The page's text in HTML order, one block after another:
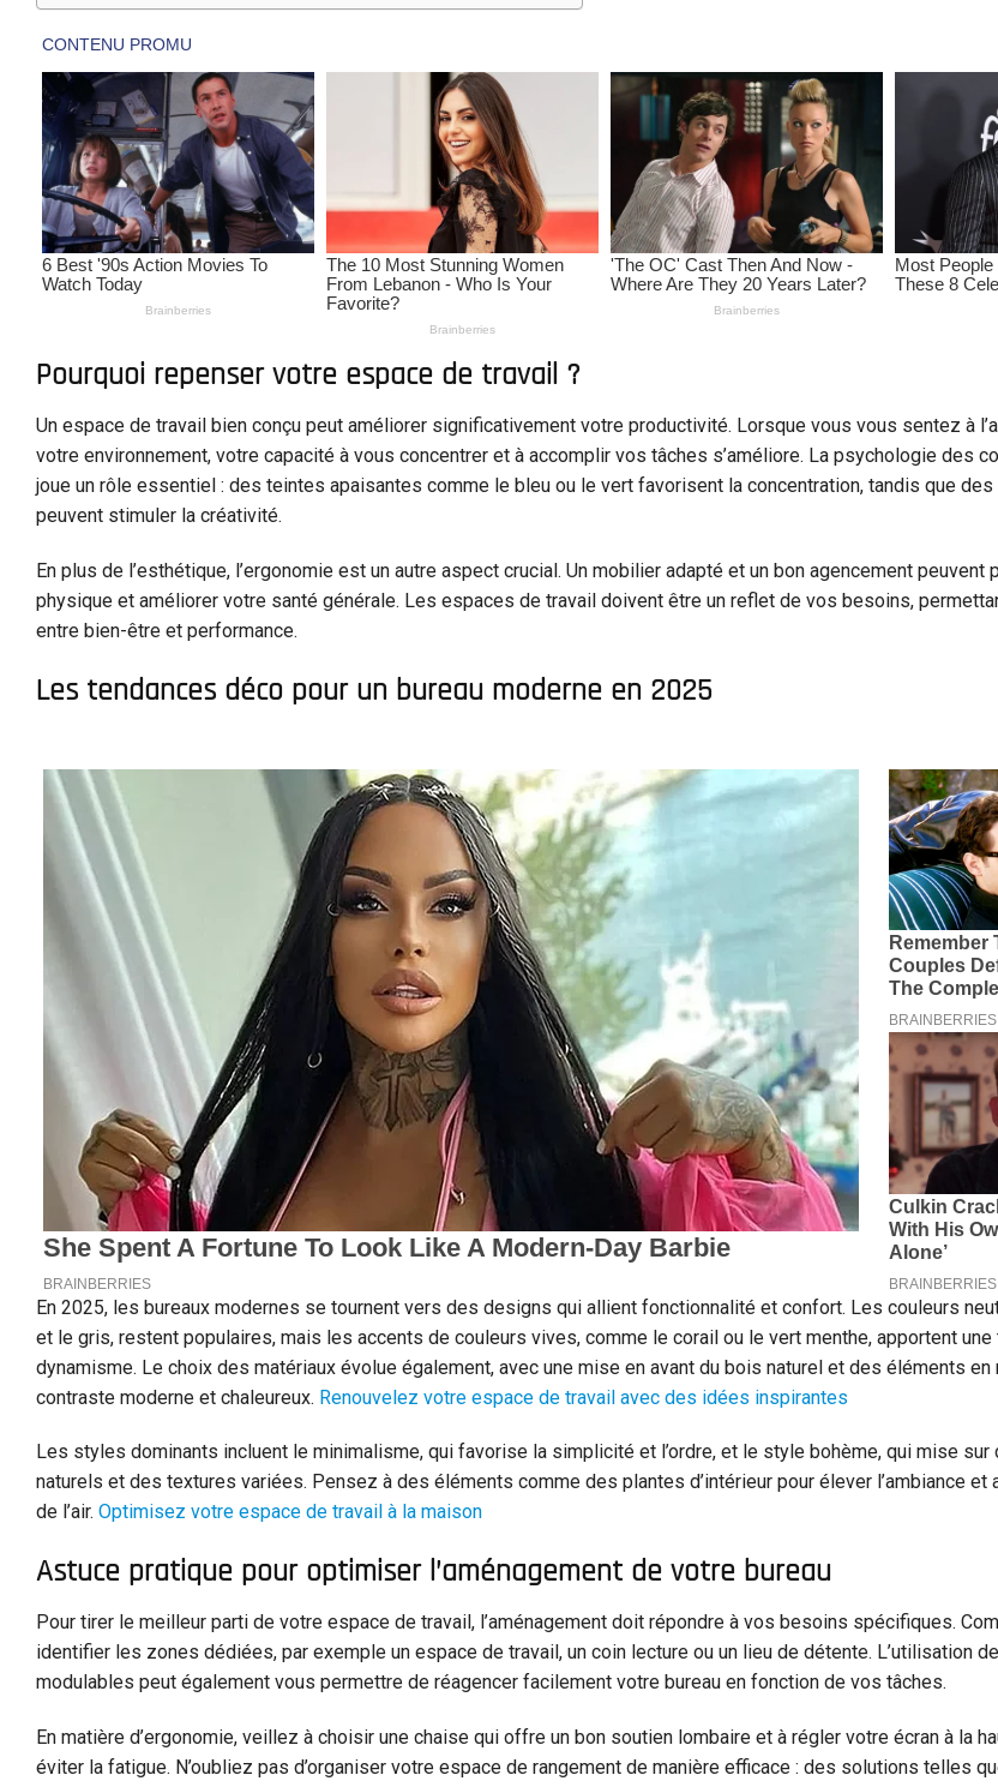
Pourquoi repenser votre espace de travail ?
Un espace de travail bien conçu peut améliorer significativement votre productivité. Lorsque vous vous sentez à
votre environnement, votre capacité à vous concentrer et à accomplir vos tâches s’améliore. La psychologie des
joue un rôle essentiel : des teintes apaisantes comme le bleu ou le vert favorisent la concentration, tandis que
peuvent stimuler la créativité.
En plus de l’esthétique, l’ergonomie est un autre aspect crucial. Un mobilier adapté et un bon agencement peuvent
physique et améliorer votre santé générale. Les espaces de travail doivent être un reflet de vos besoins,
entre bien-être et performance.
Les tendances déco pour un bureau moderne en 2025
En 2025, les bureaux modernes se tournent vers des designs qui allient fonctionnalité et confort. Les couleurs
et le gris, restent populaires, mais les accents de couleurs vives, comme le corail ou le vert menthe, apportent une
dynamisme. Le choix des matériaux évolue également, avec une mise en avant du bois naturel et des éléments en
contraste moderne et chaleureux. Renouvelez votre espace de travail avec des idées inspirantes
Les styles dominants incluent le minimalisme, qui favorise la simplicité et l’ordre, et le style bohème, qui mise sur
naturels et des textures variées. Pensez à des éléments comme des plantes d’intérieur pour élever l’ambiance et
de l’air. Optimisez votre espace de travail à la maison
Astuce pratique pour optimiser l’aménagement de votre bureau
Pour tirer le meilleur parti de votre espace de travail, l’aménagement doit répondre à vos besoins spécifiques.
identifier les zones dédiées, par exemple un espace de travail, un coin lecture ou un lieu de détente. L’utilisation
modulables peut également vous permettre de réagencer facilement votre bureau en fonction de vos tâches.
En matière d’ergonomie, veillez à choisir une chaise qui offre un bon soutien lombaire et à régler votre écran à la
éviter la fatigue. N’oubliez pas d’organiser votre espace de rangement de manière efficace : des solutions telles